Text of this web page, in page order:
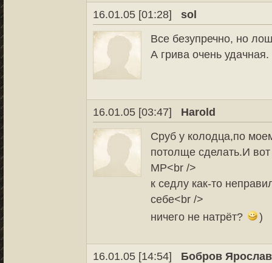
16.01.05 [01:28]
sol
Все безупречно, но
А грива очень удачная.
16.01.05 [03:47]
Harold
Cруб у колодца,по
потолще сделать.И
MP<br />
к седлу как-то
себе<br />
ничего не натрёт?
)
16.01.05 [14:54]
Бобров Ярослав